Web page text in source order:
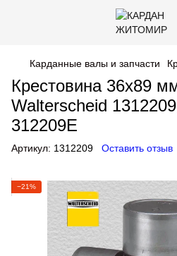
Карданные валы и запчасти
Крестовина 36x89
Walterscheid
312209E
Артикул: 1312209 Оставить отзыв
−21%